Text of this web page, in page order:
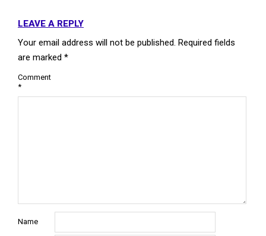
LEAVE A REPLY
Your email address will not be published. Required fields
are marked *
Comment
*
Name